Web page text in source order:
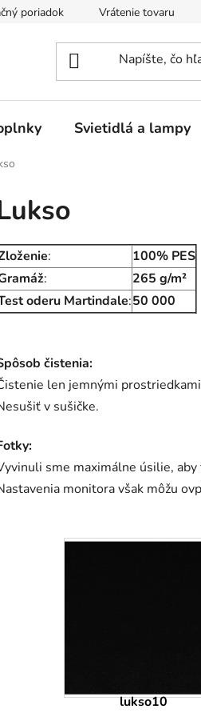
poriadok Vrátenie tovaru
Svietidlá a lampy
:
100% PES
:
265 g/m²
oderu Martindale:50 000
čistenia:
len jemnými
v sušičke.
sme maximálne úsilie,
monitora však môžu
lukso10